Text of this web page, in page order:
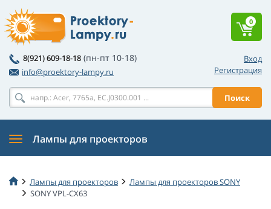
Вход
Регистрация
8(921) 609-18-18 (пн-пт 10-18)
info@proektory-lampy.ru
Поиск
0
Лампы для проекторов
Лампы для проекторов
Лампы для проекторов SONY
SONY VPL-CX63